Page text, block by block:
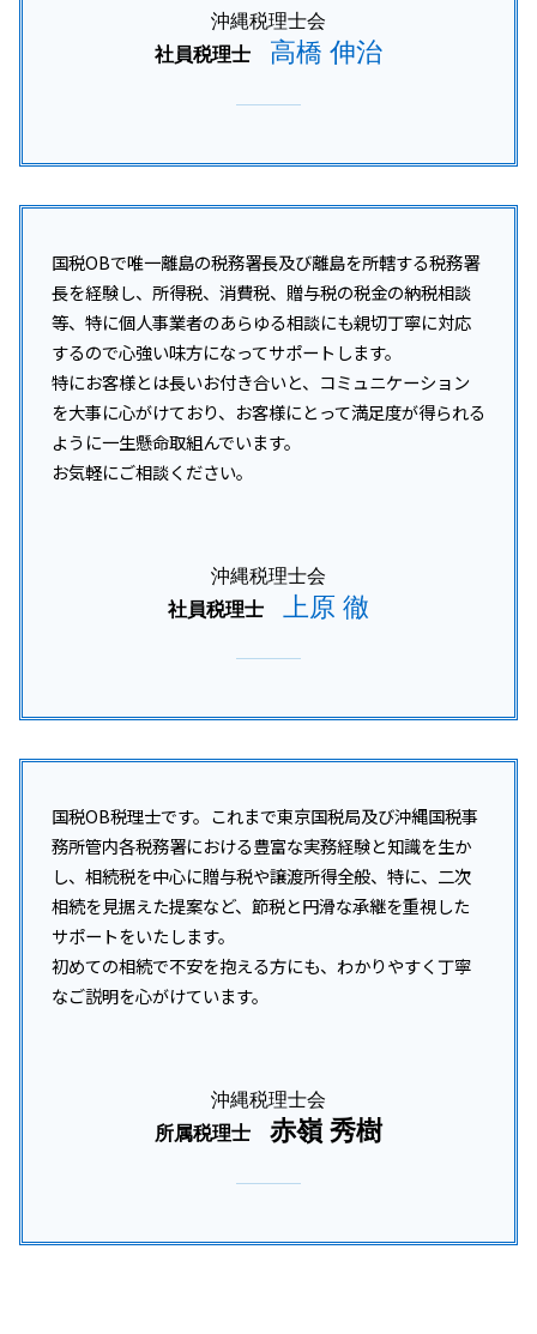
沖縄税理士会
社員税理士
高橋 伸治
国税OBで唯一離島の税務署長及び離島を所轄する税務署
長を経験し、所得税、消費税、贈与税の税金の納税相談
等、特に個人事業者のあらゆる相談にも親切丁寧に対応
するので心強い味方になってサポートします。
特にお客様とは長いお付き合いと、コミュニケーション
を大事に心がけており、お客様にとって満足度が得られる
ように一生懸命取組んでいます。
お気軽にご相談ください。
沖縄税理士会
社員税理士
上原 徹
国税OB税理士です。これまで東京国税局及び沖縄国税事
務所管内各税務署における豊富な実務経験と知識を生か
し、相続税を中心に贈与税や譲渡所得全般、特に、二次
相続を見据えた提案など、節税と円滑な承継を重視した
サポートをいたします。
初めての相続で不安を抱える方にも、わかりやすく丁寧
なご説明を心がけています。
沖縄税理士会
所属税理士
赤嶺 秀樹